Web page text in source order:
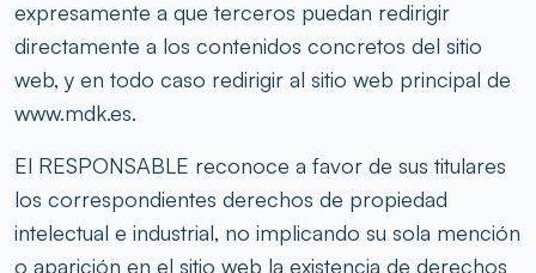
expresamente a que terceros puedan redirigir
directamente a los contenidos concretos del sitio
web, y en todo caso redirigir al sitio web principal de
www.mdk.es.
El RESPONSABLE reconoce a favor de sus titulares
los correspondientes derechos de propiedad
intelectual e industrial, no implicando su sola mención
o aparición en el sitio web la existencia de derechos